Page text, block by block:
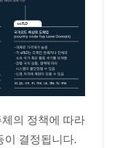
의 정책에 따라
이 결정됩니다.